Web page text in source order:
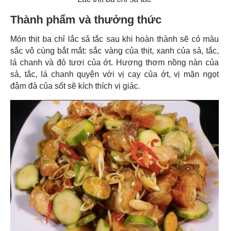
Thành phẩm và thưởng thức
Món thịt ba chỉ lắc sả tắc sau khi hoàn thành sẽ có màu
sắc vô cùng bắt mắt: sắc vàng của thịt, xanh của sả, tắc,
lá chanh và đỏ tươi của ớt. Hương thơm nồng nàn của
sả, tắc, lá chanh quyện với vị cay của ớt, vị mặn ngọt
đậm đà của sốt sẽ kích thích vị giác.